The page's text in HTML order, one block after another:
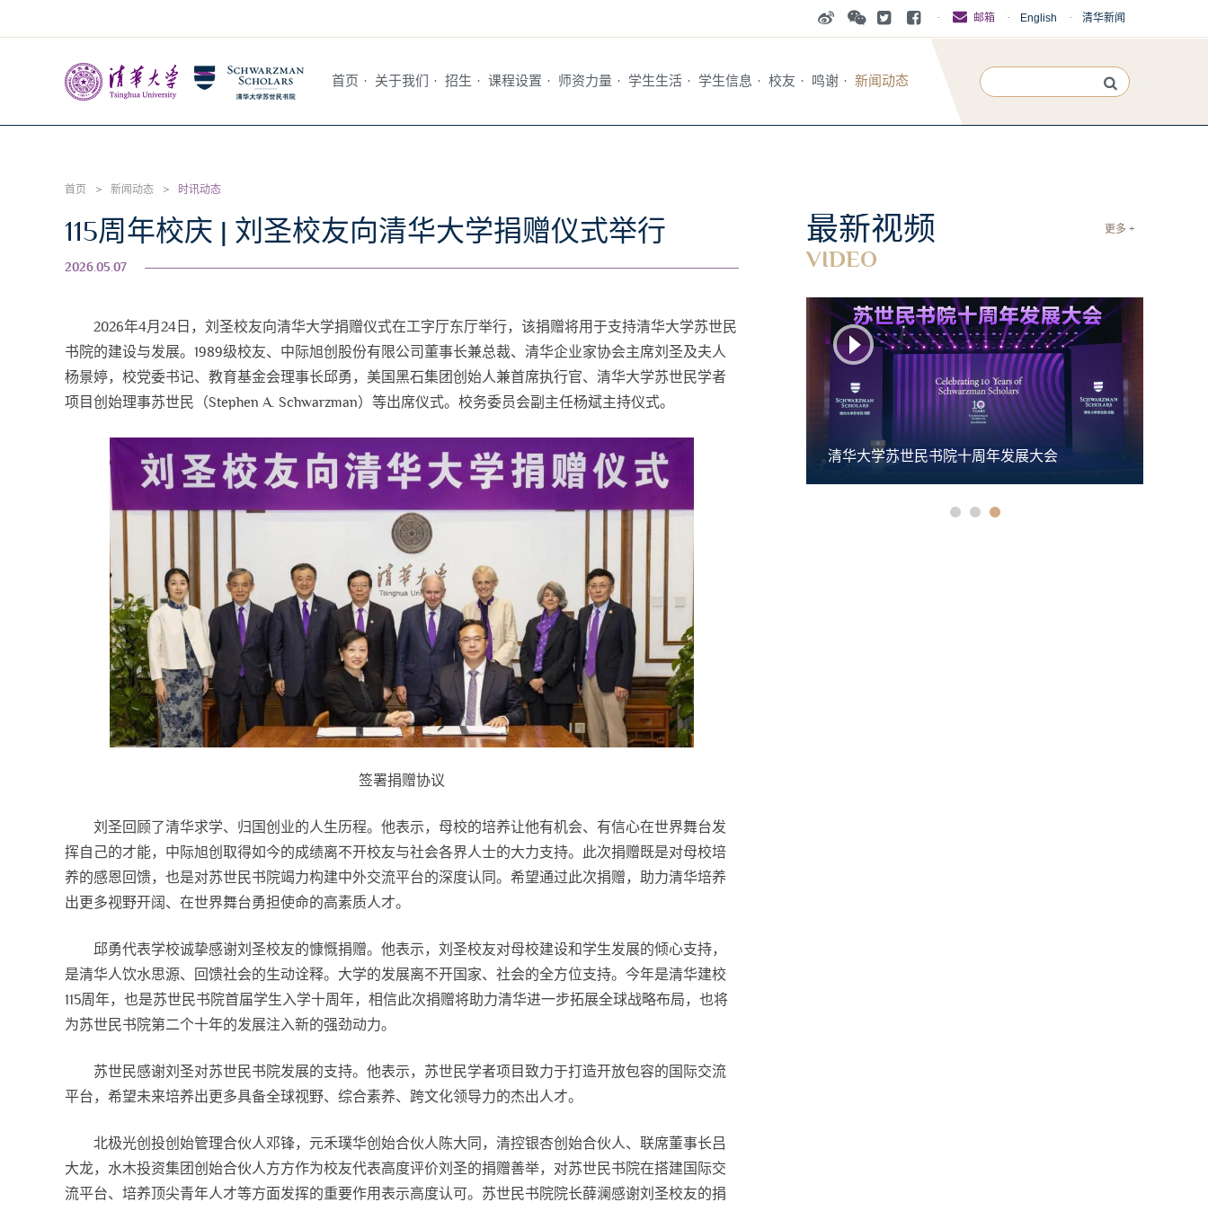
清华新闻
·
English
·
邮箱
·
首页 · 关于我们 · 招生 · 课程设置 · 师资力量 · 学生生活 · 学生信息 · 校友 · 鸣谢 · 新闻动态
首页 > 新闻动态 > 时讯动态
115周年校庆 | 刘圣校友向清华大学捐赠仪式举行
2026.05.07
2026年4月24日，刘圣校友向清华大学捐赠仪式在工字厅东厅举行，该捐赠将用于支持清华大学苏世民
书院的建设与发展。1989级校友、中际旭创股份有限公司董事长兼总裁、清华企业家协会主席刘圣及夫人
杨景婷，校党委书记、教育基金会理事长邱勇，美国黑石集团创始人兼首席执行官、清华大学苏世民学者
项目创始理事苏世民（Stephen A. Schwarzman）等出席仪式。校务委员会副主任杨斌主持仪式。
签署捐赠协议
刘圣回顾了清华求学、归国创业的人生历程。他表示，母校的培养让他有机会、有信心在世界舞台发
挥自己的才能，中际旭创取得如今的成绩离不开校友与社会各界人士的大力支持。此次捐赠既是对母校培
养的感恩回馈，也是对苏世民书院竭力构建中外交流平台的深度认同。希望通过此次捐赠，助力清华培养
出更多视野开阔、在世界舞台勇担使命的高素质人才。
邱勇代表学校诚挚感谢刘圣校友的慷慨捐赠。他表示，刘圣校友对母校建设和学生发展的倾心支持，
是清华人饮水思源、回馈社会的生动诠释。大学的发展离不开国家、社会的全方位支持。今年是清华建校
115周年，也是苏世民书院首届学生入学十周年，相信此次捐赠将助力清华进一步拓展全球战略布局，也将
为苏世民书院第二个十年的发展注入新的强劲动力。
苏世民感谢刘圣对苏世民书院发展的支持。他表示，苏世民学者项目致力于打造开放包容的国际交流
平台，希望未来培养出更多具备全球视野、综合素养、跨文化领导力的杰出人才。
北极光创投创始管理合伙人邓锋，元禾璞华创始合伙人陈大同，清控银杏创始合伙人、联席董事长吕
大龙，水木投资集团创始合伙人方方作为校友代表高度评价刘圣的捐赠善举，对苏世民书院在搭建国际交
流平台、培养顶尖青年人才等方面发挥的重要作用表示高度认可。苏世民书院院长薛澜感谢刘圣校友的捐
更多 +
最新视频
VIDEO
清华大学苏世民书院2026年毕业典礼 青春，正在作答 清华大学苏世民书院十周年发展大会